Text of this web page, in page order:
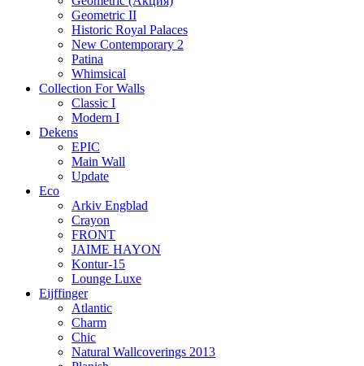
Geometric II
Historic Royal Palaces
New Contemporary 2
Patina
Whimsical
Collection For Walls
Classic I
Modern I
Dekens
EPIC
Main Wall
Update
Eco
Arkiv Engblad
Crayon
FRONT
JAIME HAYON
Kontur-15
Lounge Luxe
Eijffinger
Atlantic
Charm
Chic
Natural Wallcoverings 2013